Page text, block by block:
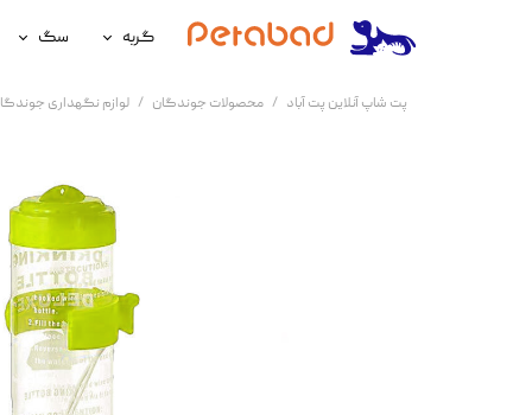
گربه
غذای گربه
سلامتی گربه
آرایشی و بهداشتی گربه
سگ
غذای سگ
سلامتی سگ
آرایشی و
پت شاپ آنلاین پت آباد محصولات جوندگان لوازم نگهداری